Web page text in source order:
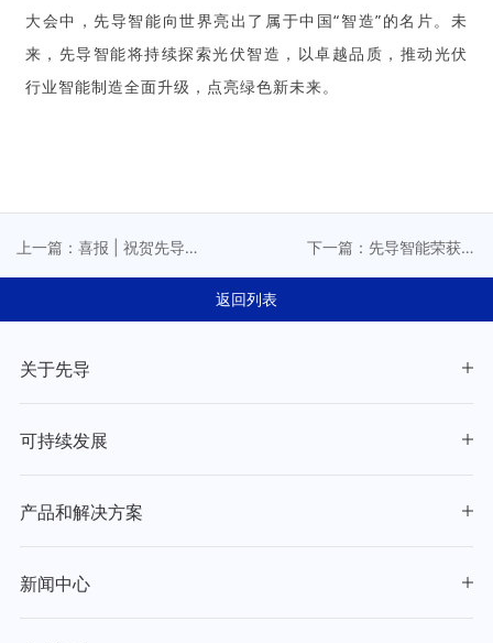
大会中，先导智能向世界亮出了属于中国“智造”的名片。未
来，先导智能将持续探索光伏智造，以卓越品质，推动光伏
行业智能制造全面升级，点亮绿色新未来。
上一篇：喜报 | 祝贺先导智
号，先导智能荣登“2023中
下一篇：先导智能荣获通
返回列表
关于先导
可持续发展
产品和解决方案
新闻中心